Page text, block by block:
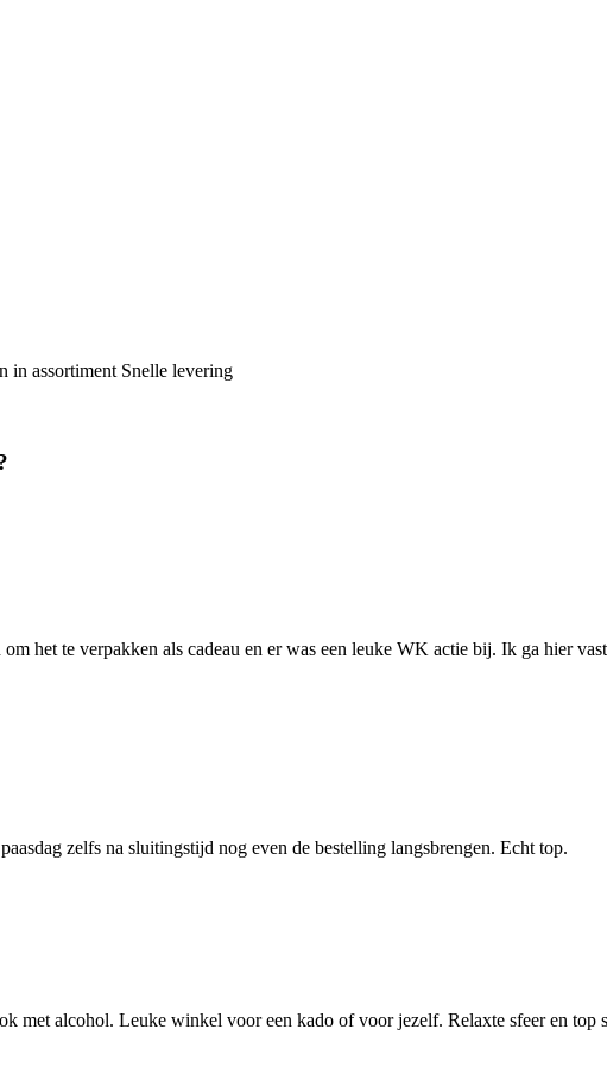
in assortiment Snelle levering
het te verpakken als cadeau en er was een leuke WK actie bij. Ik ga hier
zelfs na sluitingstijd nog even de bestelling langsbrengen. Echt top.
met alcohol. Leuke winkel voor een kado of voor jezelf. Relaxte sfeer en top